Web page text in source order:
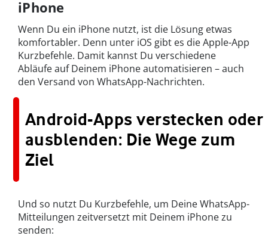
iPhone
Wenn Du ein iPhone nutzt, ist die Lösung etwas
komfortabler. Denn unter iOS gibt es die Apple-App
Kurzbefehle. Damit kannst Du verschiedene
Abläufe auf Deinem iPhone automatisieren – auch
den Versand von WhatsApp-Nachrichten.
Android-Apps verstecken oder
ausblenden: Die Wege zum
Ziel
Und so nutzt Du Kurzbefehle, um Deine WhatsApp-
Mitteilungen zeitversetzt mit Deinem iPhone zu
senden: